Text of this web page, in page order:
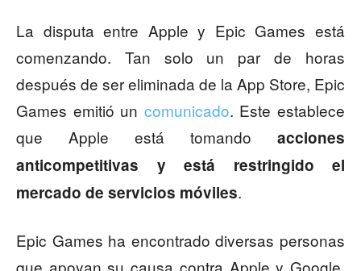
La disputa entre Apple y Epic Games está
comenzando. Tan solo un par de horas
después de ser eliminada de la App Store, Epic
Games emitió un comunicado. Este establece
que Apple está tomando acciones
anticompetitivas y está restringido el
mercado de servicios móviles.
Epic Games ha encontrado diversas personas